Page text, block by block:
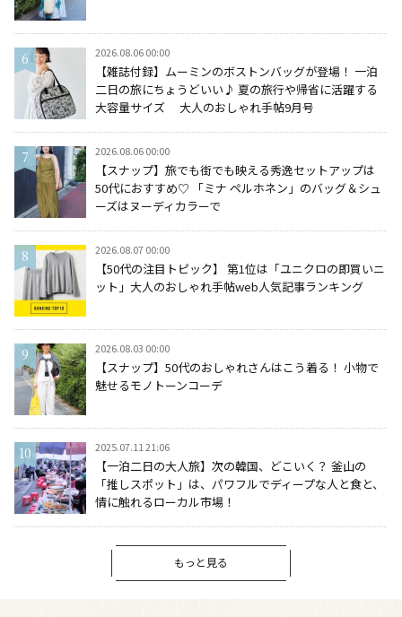
2026.08.06 00:00
【雑誌付録】ムーミンのボストンバッグが登場！ 一泊
二日の旅にちょうどいい♪ 夏の旅行や帰省に活躍する
大容量サイズ 大人のおしゃれ手帖9月号
2026.08.06 00:00
【スナップ】旅でも街でも映える秀逸セットアップは
50代におすすめ♡ 「ミナ ペルホネン」のバッグ＆シュ
ーズはヌーディカラーで
2026.08.07 00:00
【50代の注目トピック】 第1位は「ユニクロの即買いニ
ット」大人のおしゃれ手帖web人気記事ランキング
2026.08.03 00:00
【スナップ】50代のおしゃれさんはこう着る！ 小物で
魅せるモノトーンコーデ
2025.07.11 21:06
【一泊二日の大人旅】次の韓国、どこいく？ 釜山の
「推しスポット」は、パワフルでディープな人と食と、
情に触れるローカル市場！
もっと見る